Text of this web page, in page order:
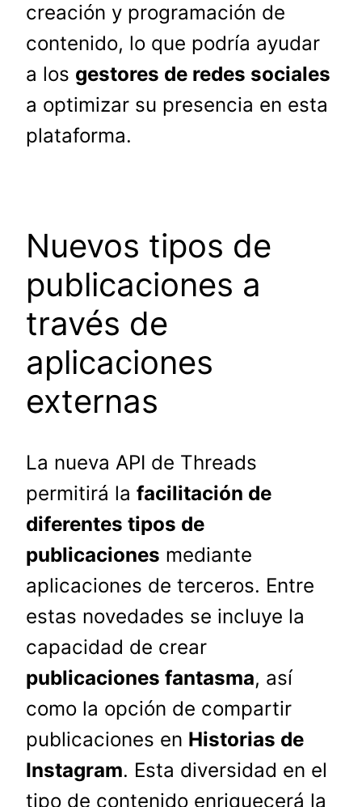
creación y programación de
contenido, lo que podría ayudar
a los gestores de redes sociales
a optimizar su presencia en esta
plataforma.
Nuevos tipos de
publicaciones a
través de
aplicaciones
externas
La nueva API de Threads
permitirá la facilitación de
diferentes tipos de
publicaciones mediante
aplicaciones de terceros. Entre
estas novedades se incluye la
capacidad de crear
publicaciones fantasma, así
como la opción de compartir
publicaciones en Historias de
Instagram. Esta diversidad en el
tipo de contenido enriquecerá la